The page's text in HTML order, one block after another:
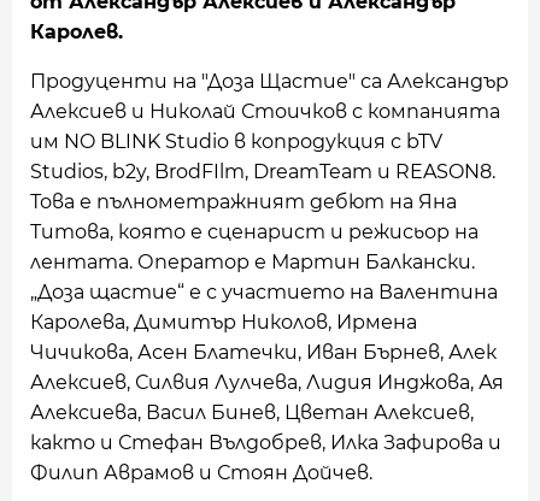
Каролев.
Продуценти на "Доза Щастие" са Александър
Алексиев и Николай Стоичков с компанията
им NO BLINK Studio в копродукция с bTV
Studios, b2y, BrodFIlm, DreamTeam и REASON8.
Това е пълнометражният дебют на Яна
Титова, която е сценарист и режисьор на
лентата. Оператор е Мартин Балкански.
„Доза щастие“ е с участието на Валентина
Каролева, Димитър Николов, Ирмена
Чичикова, Асен Блатечки, Иван Бърнев, Алек
Алексиев, Силвия Лулчева, Лидия Инджова, Ая
Алексиева, Васил Бинев, Цветан Алексиев,
както и Стефан Вълдобрев, Илка Зафирова и
Филип Аврамов и Стоян Дойчев.